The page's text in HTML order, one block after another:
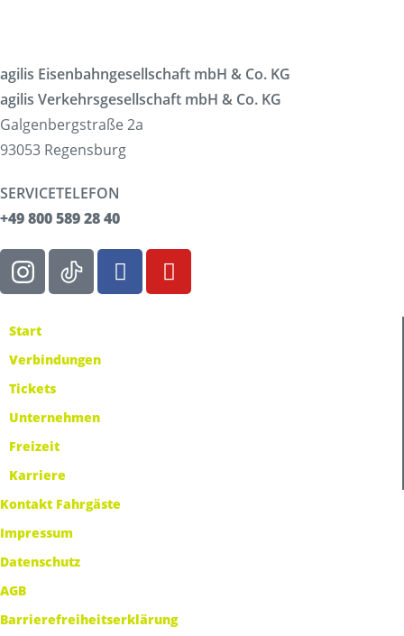
agilis Eisenbahngesellschaft mbH & Co. KG
agilis Verkehrsgesellschaft mbH & Co. KG
Galgenbergstraße 2a
93053 Regensburg
SERVICETELEFON
+49 800 589 28 40
Start
Verbindungen
Tickets
Unternehmen
Freizeit
Karriere
Kontakt Fahrgäste
Impressum
Datenschutz
AGB
Barrierefreiheitserklärung